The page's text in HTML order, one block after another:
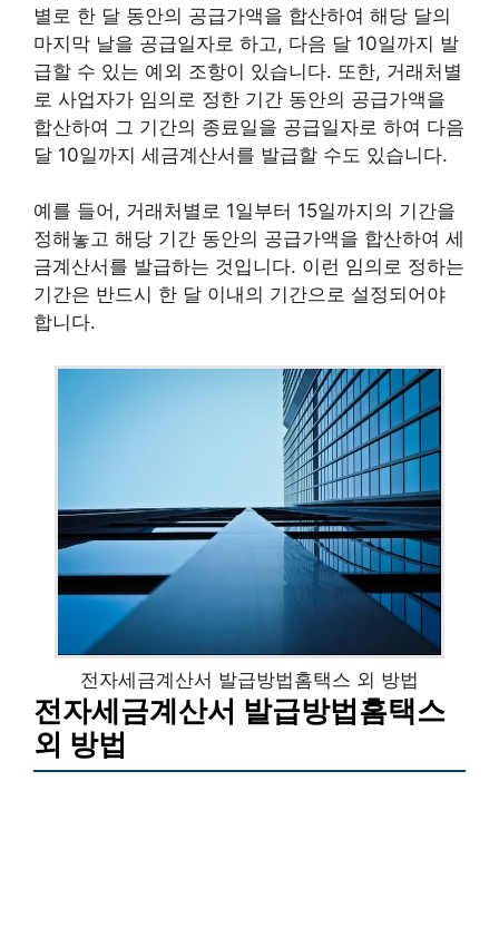
별로 한 달 동안의 공급가액을 합산하여 해당 달의
마지막 날을 공급일자로 하고, 다음 달 10일까지 발
급할 수 있는 예외 조항이 있습니다. 또한, 거래처별
로 사업자가 임의로 정한 기간 동안의 공급가액을
합산하여 그 기간의 종료일을 공급일자로 하여 다음
달 10일까지 세금계산서를 발급할 수도 있습니다.
예를 들어, 거래처별로 1일부터 15일까지의 기간을
정해놓고 해당 기간 동안의 공급가액을 합산하여 세
금계산서를 발급하는 것입니다. 이런 임의로 정하는
기간은 반드시 한 달 이내의 기간으로 설정되어야
합니다.
전자세금계산서 발급방법홈택스 외 방법
전자세금계산서 발급방법홈택스
외 방법